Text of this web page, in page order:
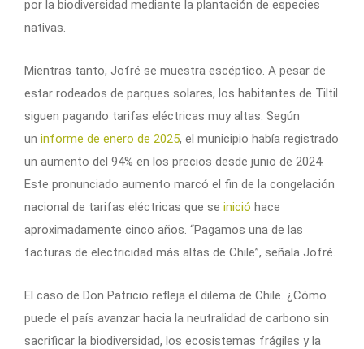
por la biodiversidad mediante la plantación de especies
nativas.
Mientras tanto, Jofré se muestra escéptico. A pesar de
estar rodeados de parques solares, los habitantes de Tiltil
siguen pagando tarifas eléctricas muy altas. Según
un informe de enero de 2025, el municipio había registrado
un aumento del 94% en los precios desde junio de 2024.
Este pronunciado aumento marcó el fin de la congelación
nacional de tarifas eléctricas que se inició hace
aproximadamente cinco años. “Pagamos una de las
facturas de electricidad más altas de Chile”, señala Jofré.
El caso de Don Patricio refleja el dilema de Chile. ¿Cómo
puede el país avanzar hacia la neutralidad de carbono sin
sacrificar la biodiversidad, los ecosistemas frágiles y la